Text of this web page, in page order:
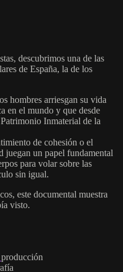
descubrimos una de las
de España, la de los
hombres arriesgan su vida
en el mundo y que desde
Inmaterial de la
de cohesión o el
juegan un papel fundamental
para volar sobre las
sin igual.
este documental muestra
visto.
producción